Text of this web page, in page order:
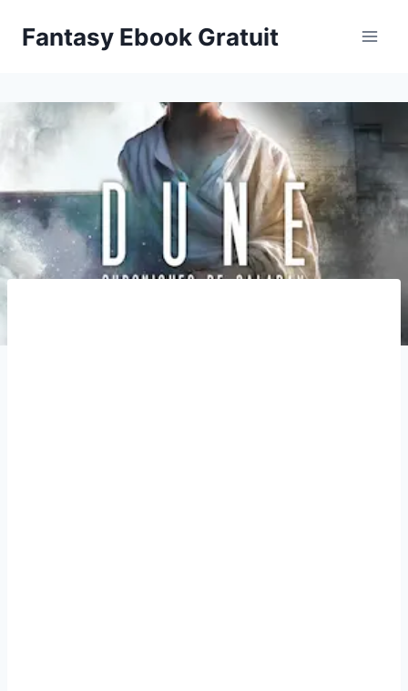
Fantasy Ebook Gratuit